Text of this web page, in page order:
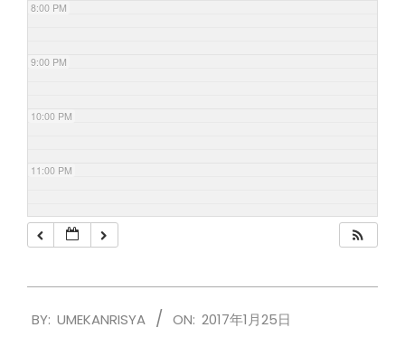
8:00 PM
9:00 PM
10:00 PM
11:00 PM
01-
BY: UMEKANRISYA ON: 2017年1月25日